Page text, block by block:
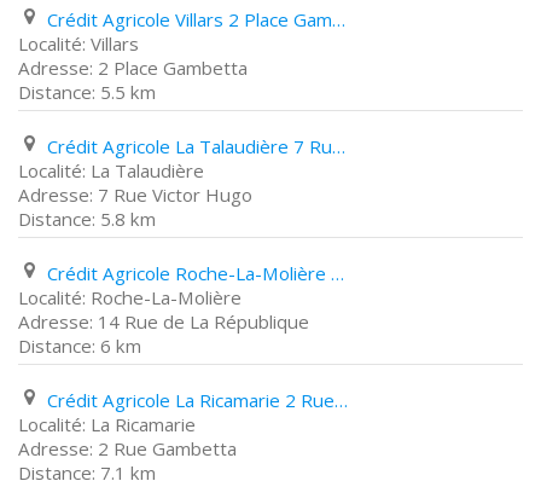
Crédit Agricole Villars 2 Place Gambetta
Villars
2 Place Gambetta
5.5 km
Crédit Agricole La Talaudière 7 Rue Victor Hugo
La Talaudière
7 Rue Victor Hugo
5.8 km
Crédit Agricole Roche-La-Molière 14 Rue de La République
Roche-La-Molière
14 Rue de La République
6 km
Crédit Agricole La Ricamarie 2 Rue Gambetta
La Ricamarie
2 Rue Gambetta
7.1 km